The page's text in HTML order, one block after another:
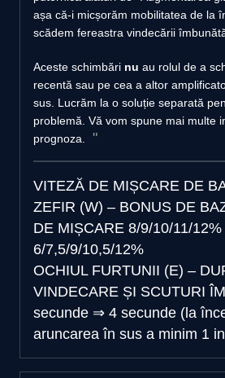
așa că-i micșorăm mobilitatea de la
scădem fereastra vindecării
Aceste schimbări nu au rolul de a
recentă sau pe cea a altor
sus. Lucrăm la o soluție separată
problemă. Vă vom spune mai multe
prognoza.
VITEZĂ DE MIȘCARE DE
ZEFIR (W) – BONUS DE
DE MIȘCARE 8/9/10/11/12%
6/7,5/9/10,5/12%
OCHIUL FURTUNII (E) –
VINDECARE ȘI SCUTURI
secunde ⇒ 4 secunde (la
aruncarea în sus a minim 1